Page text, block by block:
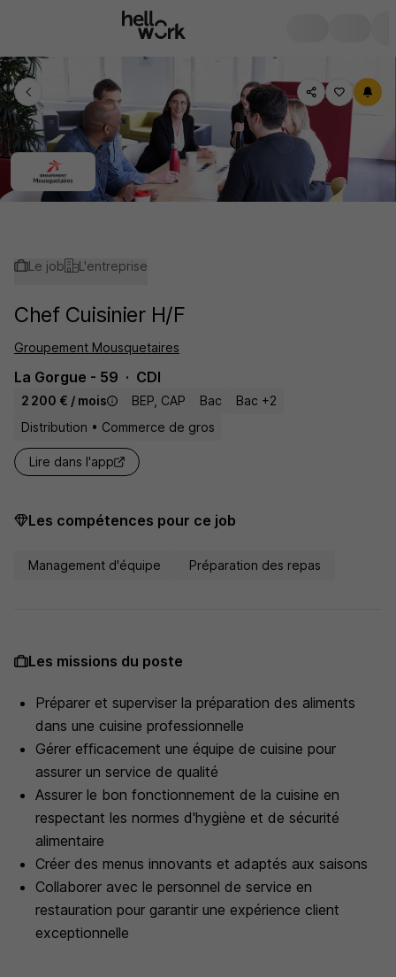
Le job L'entreprise
Chef Cuisinier H/F
Groupement Mousquetaires
La Gorgue - 59 CDI
2 200 € / mois BEP, CAP Bac
Bac +2
Distribution • Commerce de gros
Lire dans l'app
Les compétences pour ce job
Management d'équipe Préparation des repas
Les missions du poste
Préparer et superviser la préparation des aliments
dans une cuisine professionnelle
Gérer efficacement une équipe de cuisine pour
assurer un service de qualité
Assurer le bon fonctionnement de la cuisine en
respectant les normes d'hygiène et de sécurité
alimentaire
Créer des menus innovants et adaptés aux saisons
Collaborer avec le personnel de service en
restauration pour garantir une expérience client
exceptionnelle